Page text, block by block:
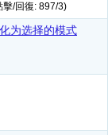
/回復: 897/3)
为选择的模式